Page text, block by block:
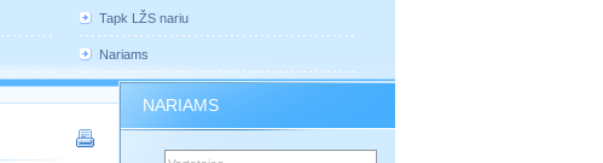
Tapk LŽS nariu
Nariams
NARIAMS